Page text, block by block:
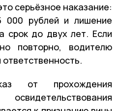
серьёзное наказание:
000 рублей и лишение
срок до двух лет. Если
повторно, водителю
ответственность.
от прохождения